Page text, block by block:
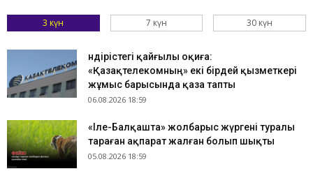
3 күн 7 күн 30 күн
Өндірістегі қайғылы оқиға:
«Қазақтелекомның» екі бірдей қызметкері
жұмыс барысында қаза тапты
06.08.2026 18:59
«Іле-Балқашта» жолбарыс жүргені туралы
тараған ақпарат жалған болып шықты
05.08.2026 18:59